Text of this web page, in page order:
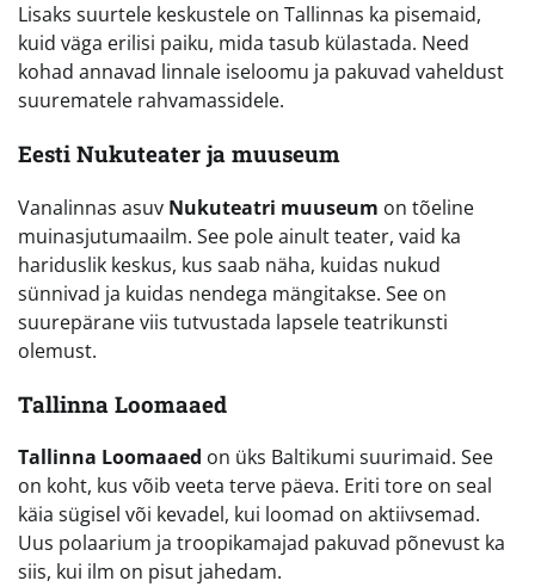
Lisaks suurtele keskustele on Tallinnas ka pisemaid,
kuid väga erilisi paiku, mida tasub külastada. Need
kohad annavad linnale iseloomu ja pakuvad vaheldust
suurematele rahvamassidele.
Eesti Nukuteater ja muuseum
Vanalinnas asuv Nukuteatri muuseum on tõeline
muinasjutumaailm. See pole ainult teater, vaid ka
hariduslik keskus, kus saab näha, kuidas nukud
sünnivad ja kuidas nendega mängitakse. See on
suurepärane viis tutvustada lapsele teatrikunsti
olemust.
Tallinna Loomaaed
Tallinna Loomaaed on üks Baltikumi suurimaid. See
on koht, kus võib veeta terve päeva. Eriti tore on seal
käia sügisel või kevadel, kui loomad on aktiivsemad.
Uus polaarium ja troopikamajad pakuvad põnevust ka
siis, kui ilm on pisut jahedam.